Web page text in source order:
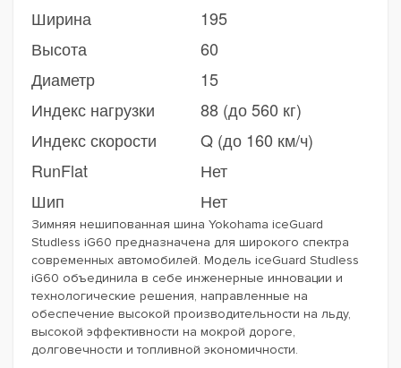
Ширина
195
Высота
60
Диаметр
15
Индекс нагрузки
88 (до 560 кг)
Индекс скорости
Q (до 160 км/ч)
RunFlat
Нет
Шип
Нет
Зимняя нешипованная шина Yokohama iceGuard
Studless iG60 предназначена для широкого спектра
современных автомобилей. Модель iceGuard Studless
iG60 объединила в себе инженерные инновации и
технологические решения, направленные на
обеспечение высокой производительности на льду,
высокой эффективности на мокрой дороге,
долговечности и топливной экономичности.